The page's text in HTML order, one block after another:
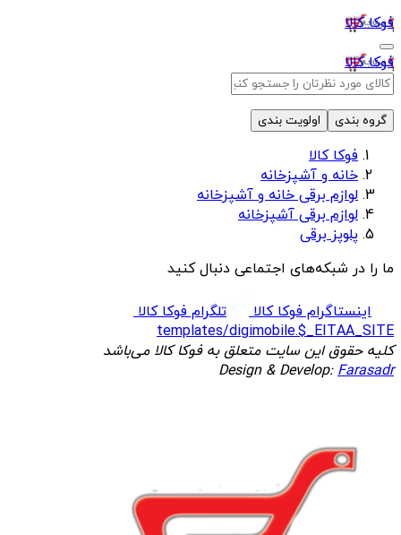
فوکا کالا
فوکا کالا
گروه بندی اولویت بندی
فوکا کالا
خانه و آشپزخانه
لوازم برقی خانه و آشپزخانه
لوازم برقی آشپزخانه
پلوپز برقی
ما را در شبکه‌های اجتماعی دنبال کنید
اینستاگرام فوکا کالا
تلگرام فوکا کالا
templates/digimobile.$_EITAA_SITE
کلیه حقوق این سایت متعلق به فوکا کالا می‌باشد
Design & Develop:Farasadr